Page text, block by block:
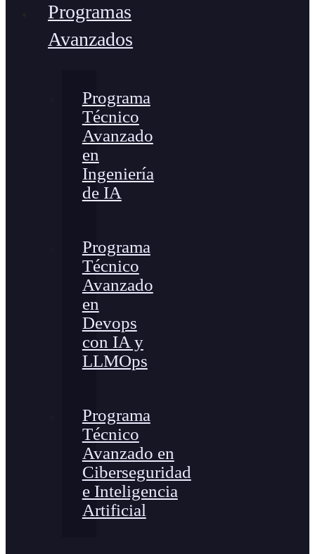
Programas
Avanzados
Programa
Técnico
Avanzado
en
Ingeniería
de IA
Programa
Técnico
Avanzado
en
Devops
con IA y
LLMOps
Programa
Técnico
Avanzado en
Ciberseguridad
e Inteligencia
Artificial